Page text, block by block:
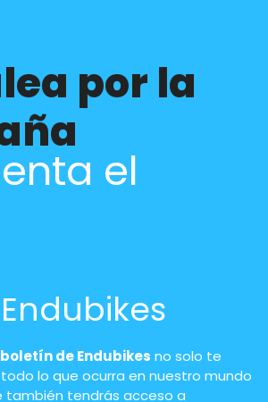
por la
el
boletín de Endubikes no solo te
lo que ocurra en nuestro mundo
también tendrás acceso a